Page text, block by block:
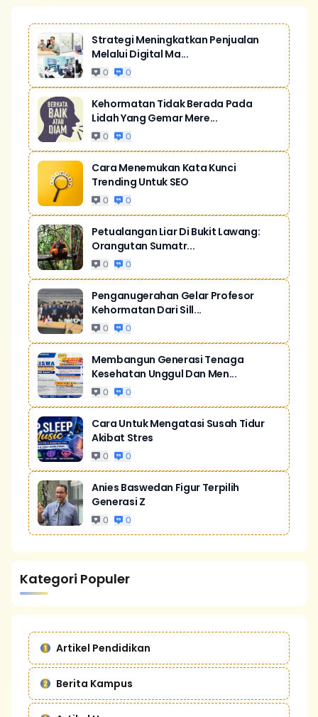
Strategi Meningkatkan Penjualan
Melalui Digital Ma...
0 0
Kehormatan Tidak Berada Pada
Lidah Yang Gemar Mere...
0 0
Cara Menemukan Kata Kunci
Trending Untuk SEO
0 0
Petualangan Liar Di Bukit Lawang:
Orangutan Sumatr...
0 0
Penganugerahan Gelar Profesor
Kehormatan Dari Sill...
0 0
Membangun Generasi Tenaga
Kesehatan Unggul Dan Men...
0 0
Cara Untuk Mengatasi Susah Tidur
Akibat Stres
0 0
Anies Baswedan Figur Terpilih
Generasi Z
0 0
Kategori Populer
Artikel Pendidikan
Berita Kampus